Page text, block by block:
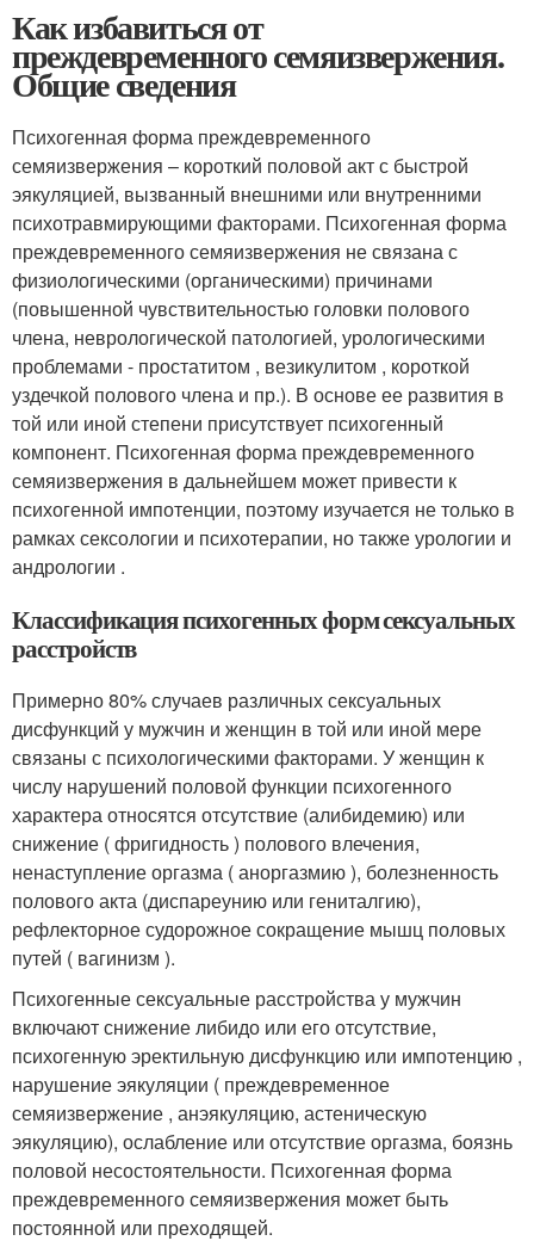
Как избавиться от
преждевременного семяизвержения.
Общие сведения
Психогенная форма преждевременного
семяизвержения – короткий половой акт с быстрой
эякуляцией, вызванный внешними или внутренними
психотравмирующими факторами. Психогенная форма
преждевременного семяизвержения не связана с
физиологическими (органическими) причинами
(повышенной чувствительностью головки полового
члена, неврологической патологией, урологическими
проблемами - простатитом , везикулитом , короткой
уздечкой полового члена и пр.). В основе ее развития в
той или иной степени присутствует психогенный
компонент. Психогенная форма преждевременного
семяизвержения в дальнейшем может привести к
психогенной импотенции, поэтому изучается не только в
рамках сексологии и психотерапии, но также урологии и
андрологии .
Классификация психогенных форм сексуальных
расстройств
Примерно 80% случаев различных сексуальных
дисфункций у мужчин и женщин в той или иной мере
связаны с психологическими факторами. У женщин к
числу нарушений половой функции психогенного
характера относятся отсутствие (алибидемию) или
снижение ( фригидность ) полового влечения,
ненаступление оргазма ( аноргазмию ), болезненность
полового акта (диспареунию или гениталгию),
рефлекторное судорожное сокращение мышц половых
путей ( вагинизм ).
Психогенные сексуальные расстройства у мужчин
включают снижение либидо или его отсутствие,
психогенную эректильную дисфункцию или импотенцию ,
нарушение эякуляции ( преждевременное
семяизвержение , анэякуляцию, астеническую
эякуляцию), ослабление или отсутствие оргазма, боязнь
половой несостоятельности. Психогенная форма
преждевременного семяизвержения может быть
постоянной или преходящей.